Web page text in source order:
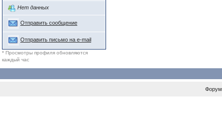
Нет данных
Отправить сообщение
Отправить письмо на e-mail
* Просмотры профиля обновляются
каждый час
Форум